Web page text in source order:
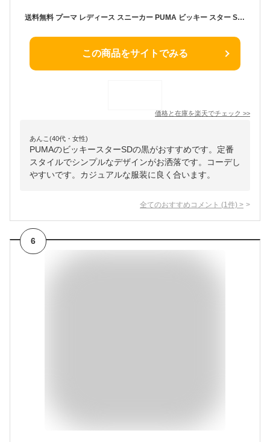
送料無料 プーマ レディース スニーカー PUMA ビッキー スター SD ローカット スウェード シューズ 靴 403507
この商品をサイトでみる
価格と在庫を楽天でチェック >>
あんこ(40代・女性)
PUMAのビッキースターSDの黒がおすすめです。定番
スタイルでシンプルなデザインがお洒落です。コーデし
やすいです。カジュアルな服装に良く合います。
全てのおすすめコメント (1 件) >
6